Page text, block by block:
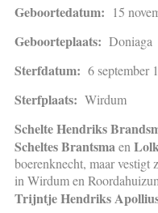
Geboortedatum: 15
Geboorteplaats: Doniaga
Sterfdatum: 6 september
Sterfplaats: Wirdum
Schelte Hendriks
Scheltes Brantsmaen
boerenknecht, maar
in Wirdum en
Trijntje Hendriks